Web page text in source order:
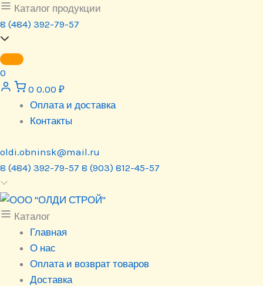
Перейти
к
содержимому
Каталог продукции
8 (484) 392-79-57
0
0 0.00 ₽
Оплата и доставка
Контакты
oldi.obninsk@mail.ru
8 (484) 392-79-57 8 (903) 812-45-57
Каталог
Главная
О нас
Оплата и возврат товаров
Доставка